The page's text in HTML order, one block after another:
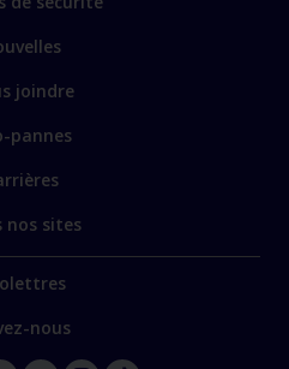
joindre
pannes
nos sites
nous